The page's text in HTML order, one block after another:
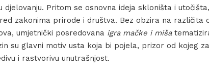
djelovanju. Pritom se osnovna ideja skloništa i
zakonima prirode i društva. Bez obzira na različita
umjetnički posredovana igra mačke i miša
su glavni motiv usta koja bi pojela, prizor od kojeg
i rastvorivu unutrašnjost.